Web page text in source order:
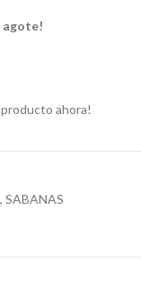
agote!
ahora!
, SABANAS